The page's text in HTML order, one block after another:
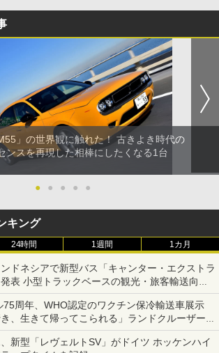
」の世界観に触れた！ 古きよき時代の
ンスを再現した相棒にしたくなる1台
● ● ● ● ●
キング
24時間 1週間 1カ月
ドネシアで新型バス「キャンター・エクストラ
表 小型トラックベースの観光・旅客輸送向け
75周年、WHO認定のワクチン保冷輸送車展示
き、生きて帰ってこられる」ランドクルーザーで
新型「レヴェルトSV」がドイツ ホッケンハイ